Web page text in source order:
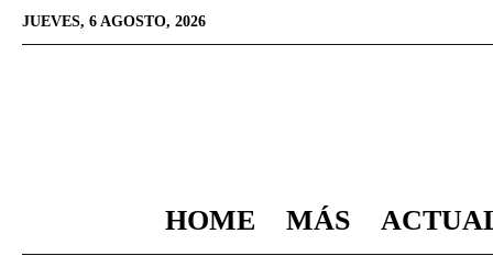
JUEVES, 6 AGOSTO, 2026
HOME MÁS